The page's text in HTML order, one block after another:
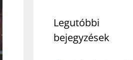
Legutóbbi
bejegyzések